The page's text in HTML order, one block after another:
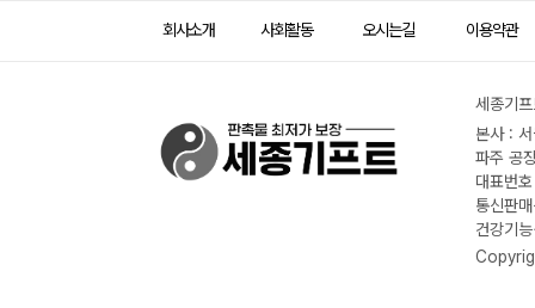
회사소개 사회활동 오시는길 이용약관
세종기
본사 :
파주 공
대표번
통신판
건강기